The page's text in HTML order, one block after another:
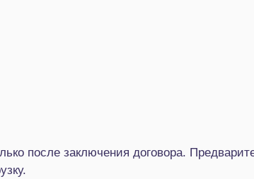
после заключения договора.